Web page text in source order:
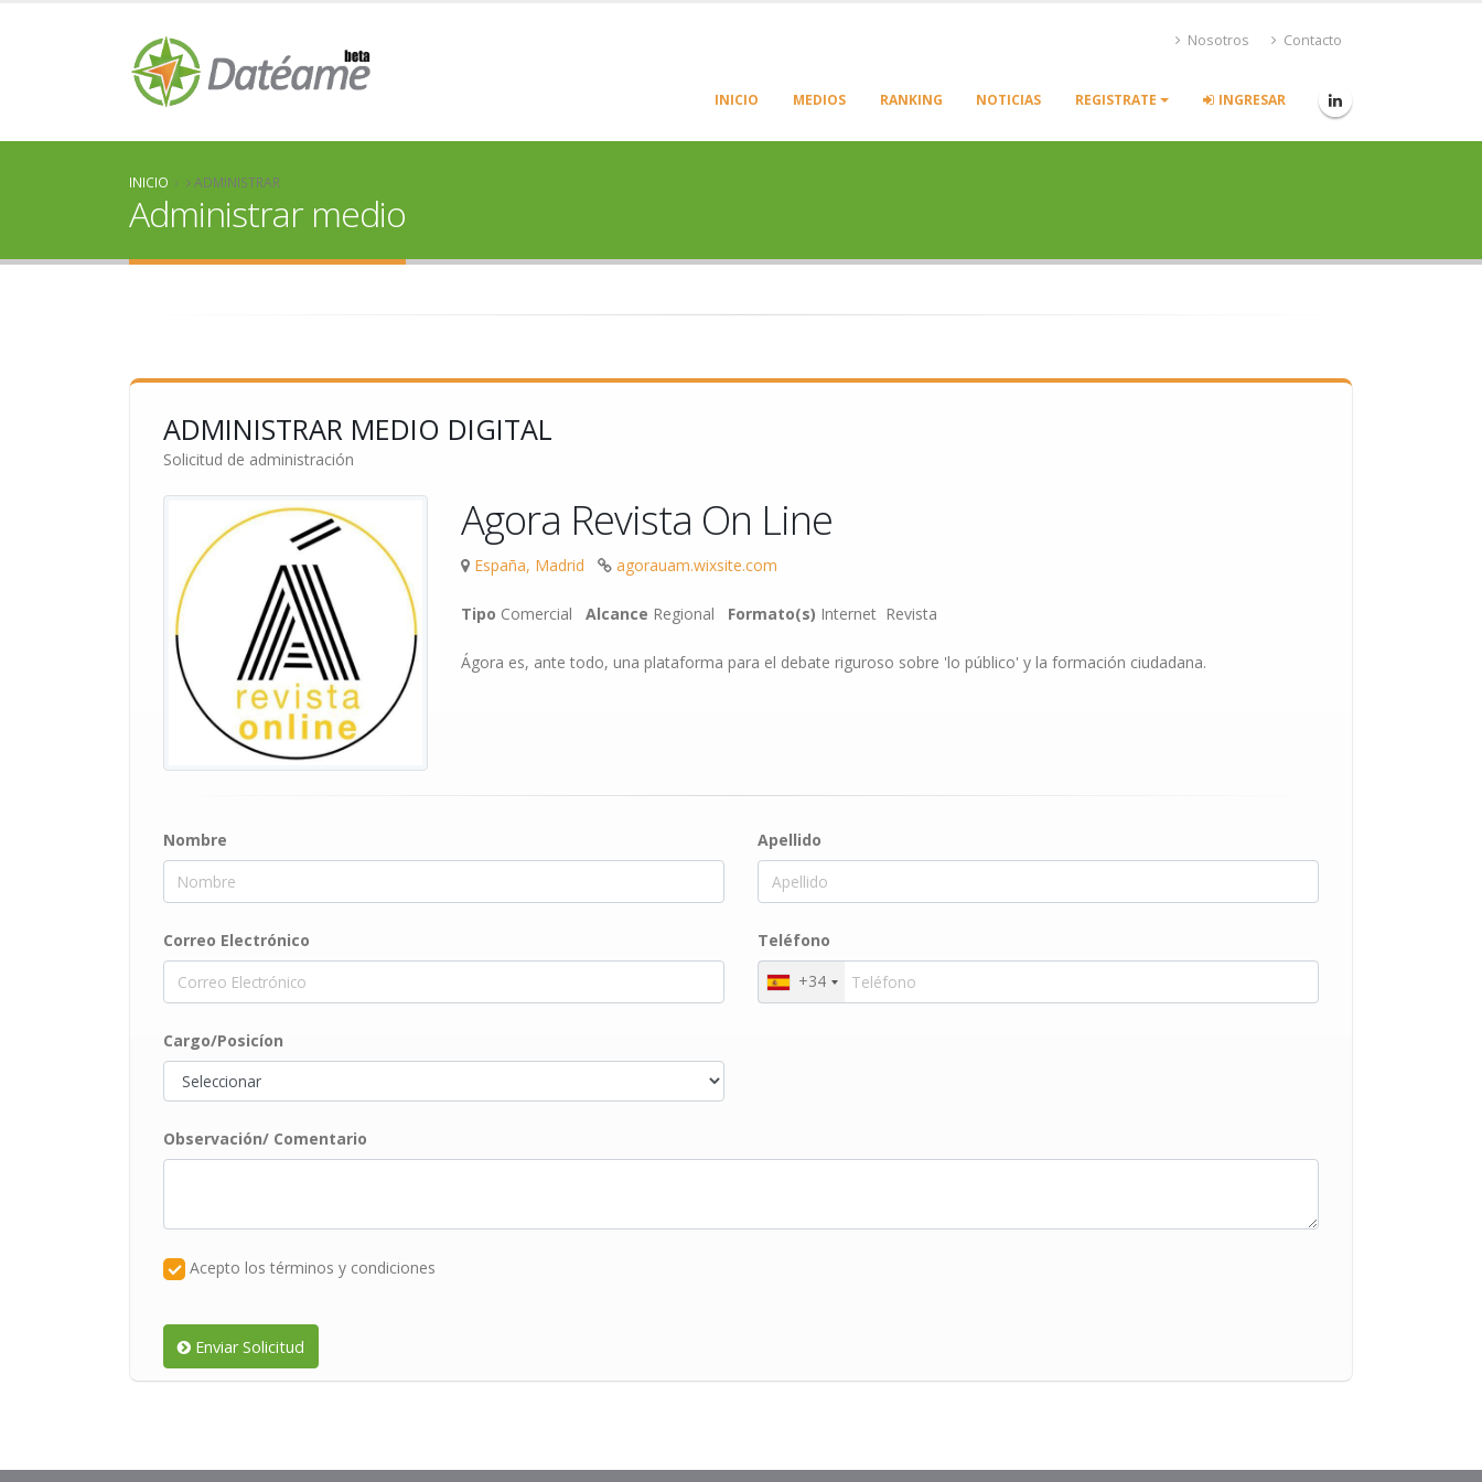
Nosotros Contacto
INICIO MEDIOS RANKING NOTICIAS REGISTRATE INGRESAR
INICIO ADMINISTRAR
Administrar medio
ADMINISTRAR MEDIO DIGITAL
Solicitud de administración
Agora Revista On Line
España, Madrid agorauam.wixsite.com
Tipo Comercial Alcance Regional Formato(s) Internet Revista
Ágora es, ante todo, una plataforma para el debate riguroso sobre 'lo público' y la formación ciudadana.
Nombre Apellido
Correo Electrónico
Teléfono
+34
Cargo/Posicíon
Observación/ Comentario
Acepto los términos y condiciones
Enviar Solicitud